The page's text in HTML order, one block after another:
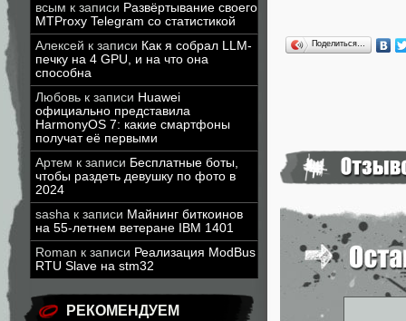
всым к записи Развёртывание своего
MTProxy Telegram со статистикой
Алексей к записи Как я собрал LLM-
печку на 4 GPU, и на что она
способна
Любовь к записи Huawei
официально представила
HarmonyOS 7: какие смартфоны
получат её первыми
Артем к записи Бесплатные боты,
чтобы раздеть девушку по фото в
2024
sasha к записи Майнинг биткоинов
на 55-летнем ветеране IBM 1401
Roman к записи Реализация ModBus
RTU Slave на stm32
РЕКОМЕНДУЕМ
Поделиться…